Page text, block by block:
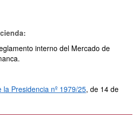
interno del Mercado de
la Presidencia nº 1979/25, de 14 de